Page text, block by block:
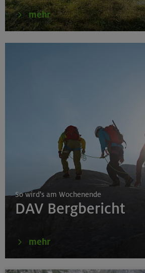
mehr
So wird's am Wochenende
DAV Bergbericht
mehr